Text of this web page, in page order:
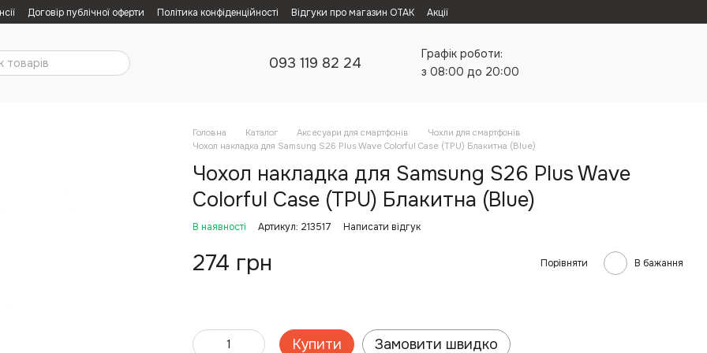
Договір публічної оферти Політика конфіденційності Відгуки про магазин ОТАК Акції
093 119 82 24
Графік роботи:
з 08:00 до 20:00
Головна Каталог Аксесуари для смартфонів
Чохли для смартфонів
Чохол накладка для Samsung S26 Plus Wave Colorful Case (TPU) Блакитна (Blue)
Чохол накладка для Samsung S26 Plus Wave
Colorful Case (TPU) Блакитна (Blue)
В наявності Артикул: 213517 Написати відгук
274 грн Порівняти В бажання
Купити Замовити швидко